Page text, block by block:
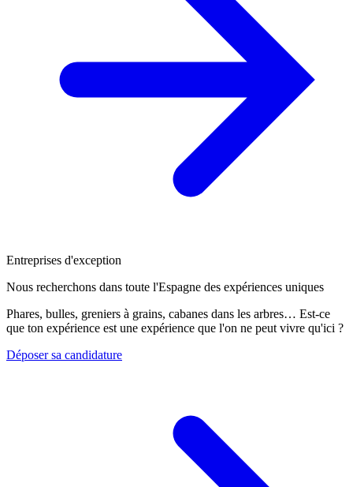
Entreprises d'exception
Nous recherchons dans toute l'Espagne des expériences uniques
Phares, bulles, greniers à grains, cabanes dans les arbres… Est-ce
que ton expérience est une expérience que l'on ne peut vivre qu'ici ?
Déposer sa candidature